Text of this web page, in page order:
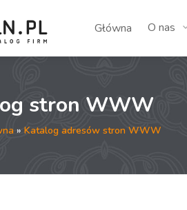
Główna O nas
stron WWW
» Katalog adresów stron WWW